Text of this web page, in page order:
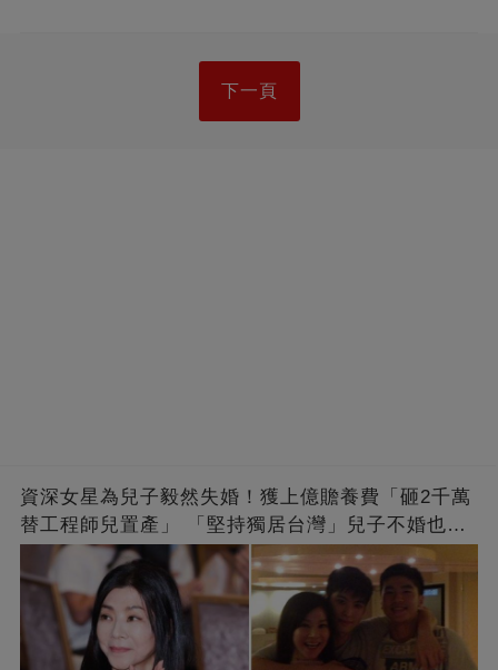
下一頁
資深女星為兒子毅然失婚！獲上億贍養費「砸2千萬
替工程師兒置產」 「堅持獨居台灣」兒子不婚也支